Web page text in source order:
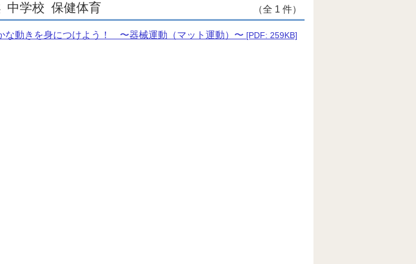
中学校 保健体育 （全 1 件）
な動きを身につけよう！ 〜器械運動（マット運動）〜 [PDF: 259KB]